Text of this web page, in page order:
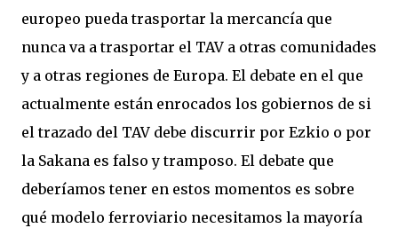
europeo pueda trasportar la mercancía que
nunca va a trasportar el TAV a otras comunidades
y a otras regiones de Europa. El debate en el que
actualmente están enrocados los gobiernos de si
el trazado del TAV debe discurrir por Ezkio o por
la Sakana es falso y tramposo. El debate que
deberíamos tener en estos momentos es sobre
qué modelo ferroviario necesitamos la mayoría